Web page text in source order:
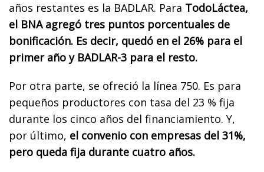
años restantes es la BADLAR. Para TodoLáctea,
el BNA agregó tres puntos porcentuales de
bonificación. Es decir, quedó en el 26% para el
primer año y BADLAR-3 para el resto.
Por otra parte, se ofreció la línea 750. Es para
pequeños productores con tasa del 23 % fija
durante los cinco años del financiamiento. Y,
por último, el convenio con empresas del 31%,
pero queda fija durante cuatro años.